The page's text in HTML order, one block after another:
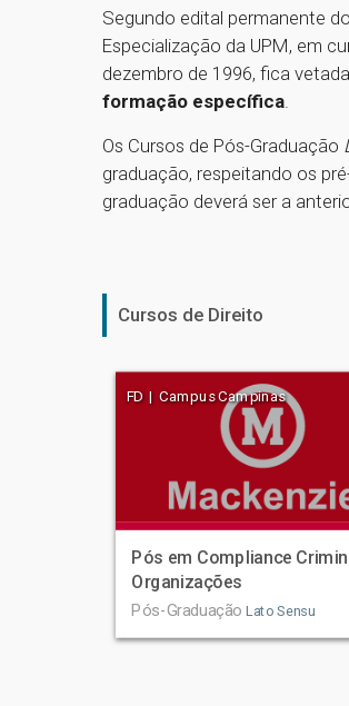
Segundo edital permanente
Especialização da UPM, em
dezembro de 1996, fica
formação específica
Os Cursos de Pós-Graduação
graduação, respeitando os
graduação deverá ser a
Cursos de Direito
FD | Campus Campinas
Pós em Compliance
Organizações
Pós-Graduação Lato Sensu